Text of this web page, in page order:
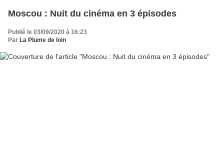
Moscou : Nuit du cinéma en 3 épisodes
Publié le 03/09/2020 à 16:23
Par La Plume de loin